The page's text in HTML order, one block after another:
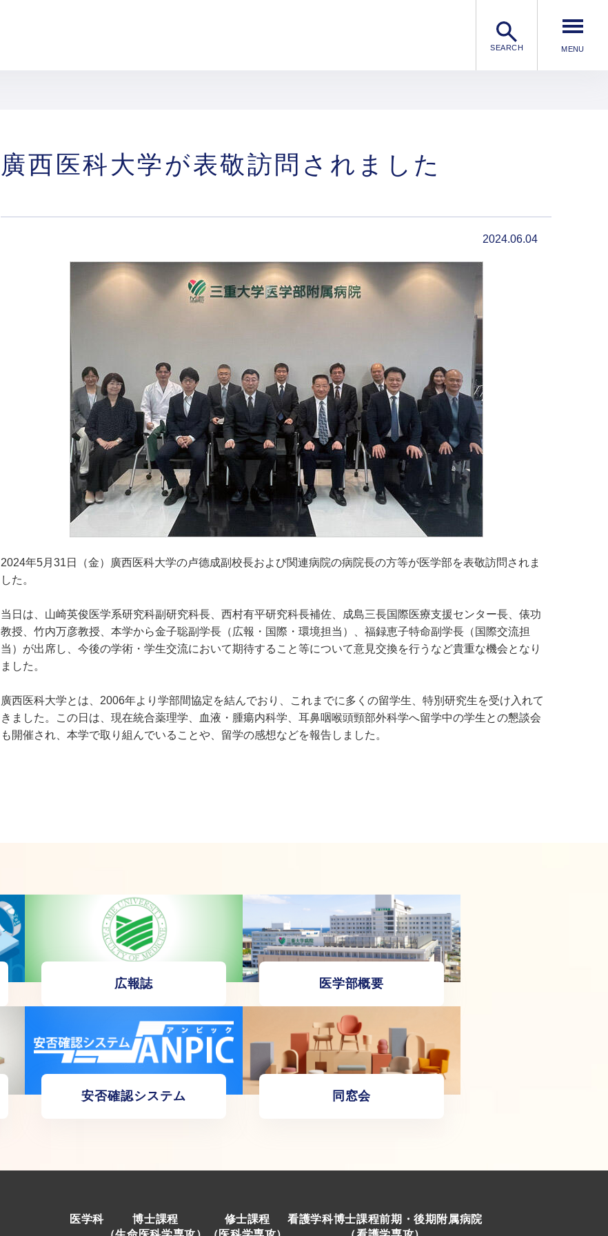
SEARCH
廣西医科大学が表敬訪問されました
2024.06.04
2024年5月31日（金）廣西医科大学の卢德成副校長および関連病院の病院長の方等が医学部を表敬訪問されま
した。
当日は、山崎英俊医学系研究科副研究科長、西村有平研究科長補佐、成島三長国際医療支援センター長、俵功
教授、竹内万彦教授、本学から金子聡副学長（広報・国際・環境担当）、福録恵子特命副学長（国際交流担
当）が出席し、今後の学術・学生交流において期待すること等について意見交換を行うなど貴重な機会となり
ました。
廣西医科大学とは、2006年より学部間協定を結んでおり、これまでに多くの留学生、特別研究生を受け入れて
きました。この日は、現在統合薬理学、血液・腫瘍内科学、耳鼻咽喉頭頸部外科学へ留学中の学生との懇談会
も開催され、本学で取り組んでいることや、留学の感想などを報告しました。
広報誌 医学部概要
安否確認システム 同窓会
医学科
博士課程
修士課程
看護学科博士課程前期・後期 附属病院